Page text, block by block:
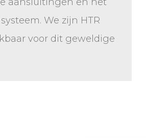
We zijn HTR
voor dit geweldige